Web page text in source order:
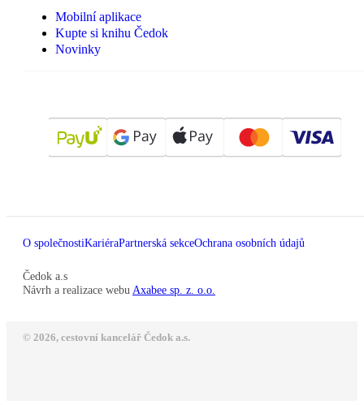
Mobilní aplikace
Kupte si knihu Čedok
Novinky
O společnostiKariéraPartnerská sekceOchrana osobních údajů
Čedok a.s
Návrh a realizace webu Axabee sp. z. o.o.
© 2026, cestovní kancelář Čedok a.s.